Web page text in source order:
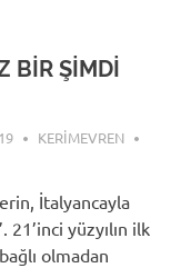
BİR ŞİMDİ
KERIMEVREN
İtalyancayla
21’inci yüzyılın ilk
olmadan